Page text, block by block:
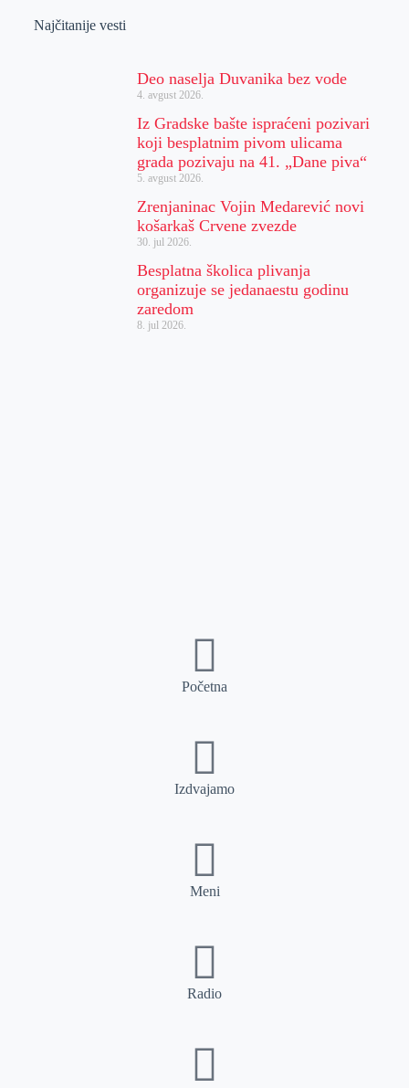
Najčitanije vesti
Deo naselja Duvanika bez vode
4. avgust 2026.
Iz Gradske bašte ispraćeni pozivari
koji besplatnim pivom ulicama
grada pozivaju na 41. „Dane piva“
5. avgust 2026.
Zrenjaninac Vojin Medarević novi
košarkaš Crvene zvezde
30. jul 2026.
Besplatna školica plivanja
organizuje se jedanaestu godinu
zaredom
8. jul 2026.
Početna
Izdvajamo
Meni
Radio